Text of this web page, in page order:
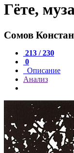
Гёте,
Сомов
213 / 230
0
Описание
Анализ